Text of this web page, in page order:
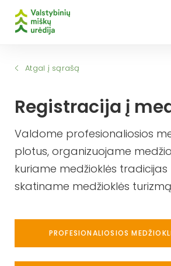
Atgal į sąrašą
Registracija į
Valdome profesionaliosios
plotus, organizuojame
kuriame medžioklės tradicijas
skatiname medžioklės
PROFESIONALIOSIOS